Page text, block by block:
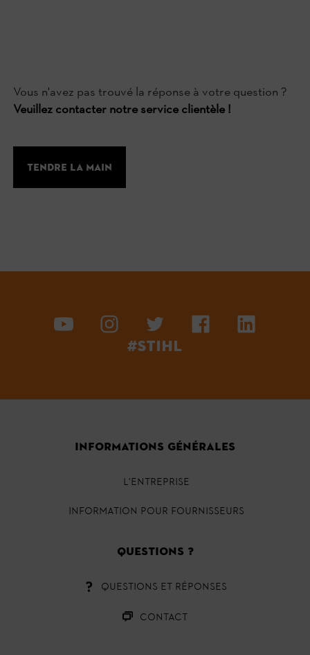
Vous n'avez pas trouvé la réponse à votre question ?
Veuillez contacter notre service clientèle !
tendre la main
#STIHL
INFORMATIONS GÉNÉRALES
L'ENTREPRISE
INFORMATION POUR FOURNISSEURS
QUESTIONS ?
QUESTIONS ET RÉPONSES
CONTACT